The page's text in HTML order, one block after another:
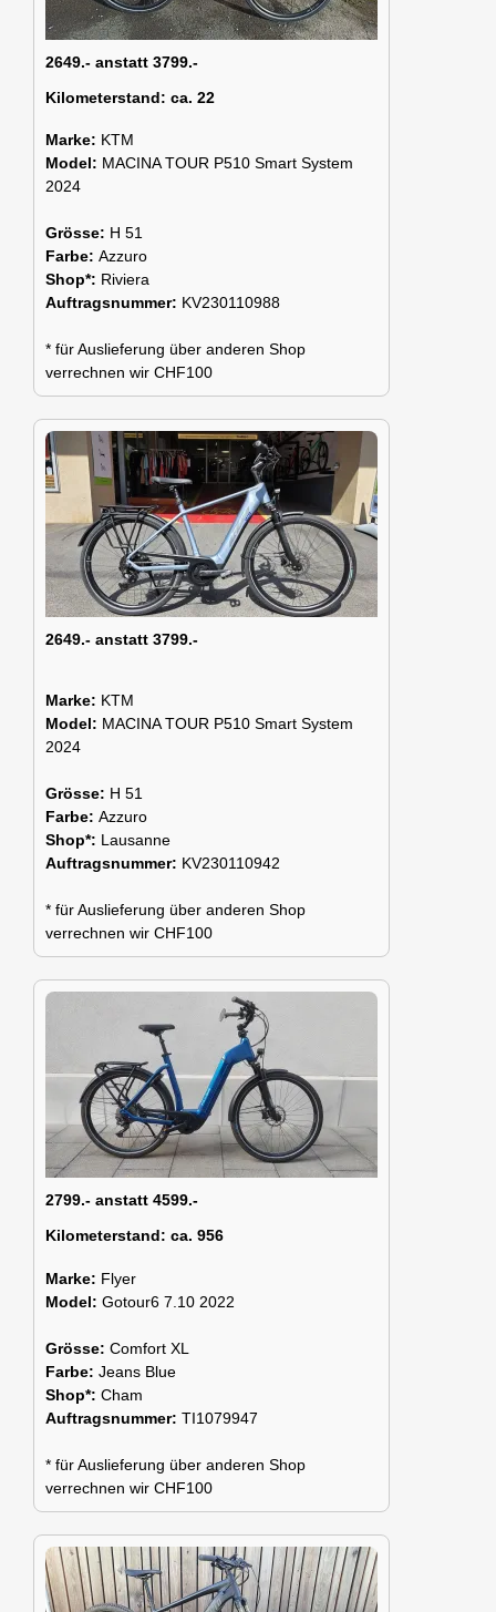
2649.- anstatt 3799.-
Kilometerstand: ca. 22
Marke: KTM
Model: MACINA TOUR P510 Smart System
2024
Grösse: H 51
Farbe: Azzuro
Shop*: Riviera
Auftragsnummer: KV230110988
* für Auslieferung über anderen Shop
verrechnen wir CHF100
2649.- anstatt 3799.-
Marke: KTM
Model: MACINA TOUR P510 Smart System
2024
Grösse: H 51
Farbe: Azzuro
Shop*: Lausanne
Auftragsnummer: KV230110942
* für Auslieferung über anderen Shop
verrechnen wir CHF100
2799.- anstatt 4599.-
Kilometerstand: ca. 956
Marke: Flyer
Model: Gotour6 7.10 2022
Grösse: Comfort XL
Farbe: Jeans Blue
Shop*: Cham
Auftragsnummer: TI1079947
* für Auslieferung über anderen Shop
verrechnen wir CHF100